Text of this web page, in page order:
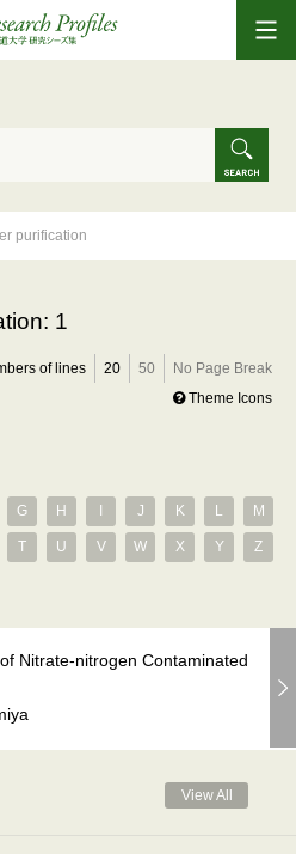
purification
1
of lines 20 50
No Page Break
Theme Icons
G H J K L M
T U V W X Y Z
Nitrate-nitrogen Contaminated
View All